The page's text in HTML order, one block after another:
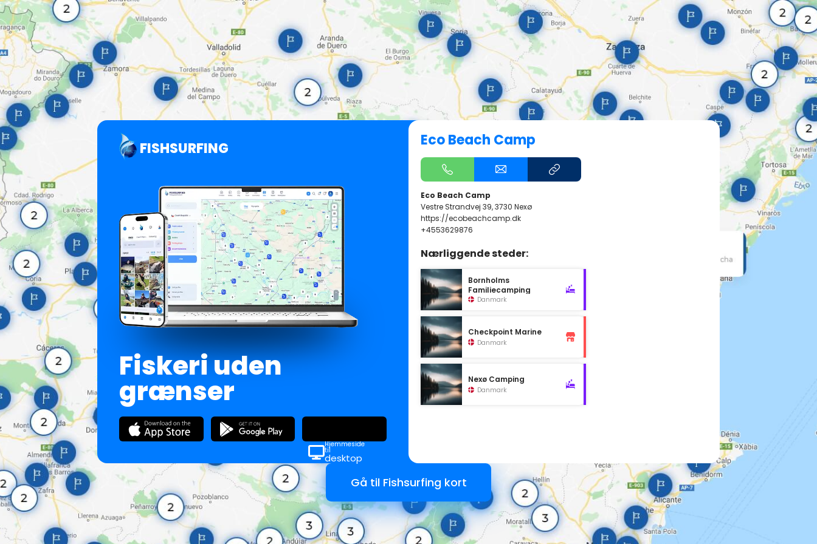
FISHSURFING
Fiskeri uden
grænser
Hjemmeside
til
desktop
Eco Beach Camp
Eco Beach Camp
Vestre Strandvej 39, 3730 Nexø
https://ecobeachcamp.dk
+4553629876
Nærliggende steder:
Bornholms
Familiecamping
Danmark
Checkpoint Marine
Danmark
Nexø Camping
Danmark
Gå til Fishsurfing kort